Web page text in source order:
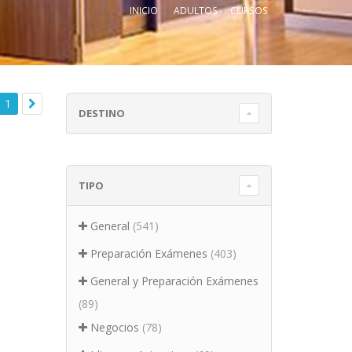
INICIO ADULTOS CURSOS
1
DESTINO
TIPO
General (541)
Preparación Exámenes (403)
General y Preparación Exámenes
(89)
Negocios (78)